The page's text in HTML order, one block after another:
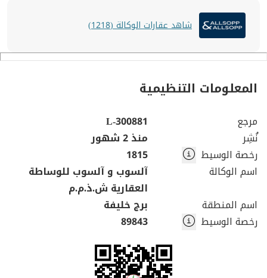
شاهد عقارات الوكالة (1218)
المعلومات التنظيمية
مرجع
L-300881
نُشِر
منذ 2 شهور
رخصة الوسيط
1815
اسم الوكالة
آلسوب و آلسوب للوساطة
العقارية ش.ذ.م.م
اسم المنطقة
برج خليفة
رخصة الوسيط
89843